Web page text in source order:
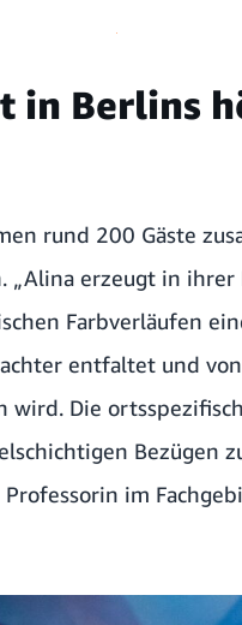
in Berlins
rund 200 Gäste
„Alina erzeugt in
Farbverläufen
entfaltet und
Die
Bezügen
im